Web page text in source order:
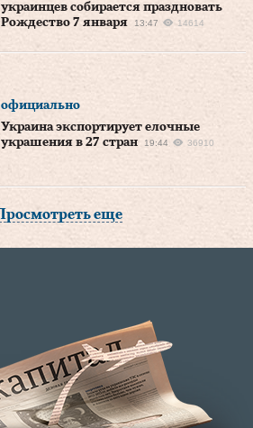
украинцев собирается праздновать
Рождество 7 января
13:47 14614
официально
Украина экспортирует елочные
украшения в 27 стран
19:44 36910
Просмотреть еще